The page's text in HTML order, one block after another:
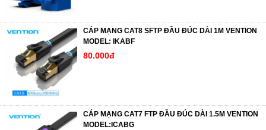
CÁP MẠNG CAT8 SFTP ĐẦU ĐÚC DÀI 1M VENTION
MODEL: IKABF
80.000đ
CÁP MẠNG CAT7 FTP ĐẦU ĐÚC DÀI 1.5M VENTION
MODEL:ICABG